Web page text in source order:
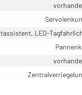
LED-